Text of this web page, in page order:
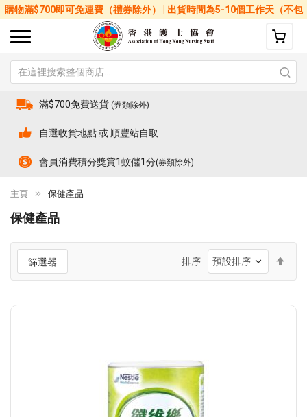
購物滿$700即可免運費（禮券除外） | 出貨時間為5-10個工作天（不包
括星期六、日及公眾假期）
滿$700免費送貨 (券類除外)
自選收貨地點 或 順豐站自取
會員消費積分獎賞1蚊儲1分(券類除外)
主頁 保健產品
保健產品
篩選器 排序
降